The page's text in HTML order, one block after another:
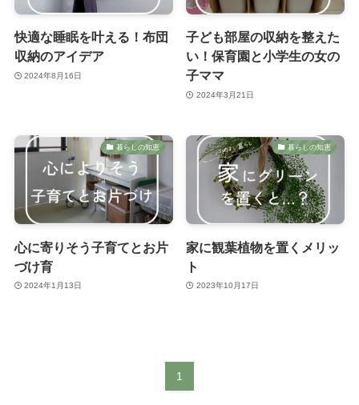
快適な睡眠を叶える！布団
収納のアイデア
2024年8月16日
子ども部屋の収納を整えた
い！保育園と小学生の女の
子ママ
2024年3月21日
暮らしの知恵
心に寄りそう子育てとお片
づけ育
2024年1月13日
暮らしの知恵
家に観葉植物を置くメリッ
ト
2023年10月17日
1